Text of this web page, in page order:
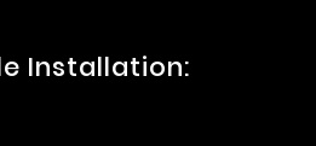
Installation: